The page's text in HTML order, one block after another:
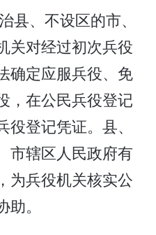
县、不设区的市、
关对经过初次兵役
确定应服兵役、免
，在公民兵役登记
登记凭证。县、
市辖区人民政府有
为兵役机关核实公
。